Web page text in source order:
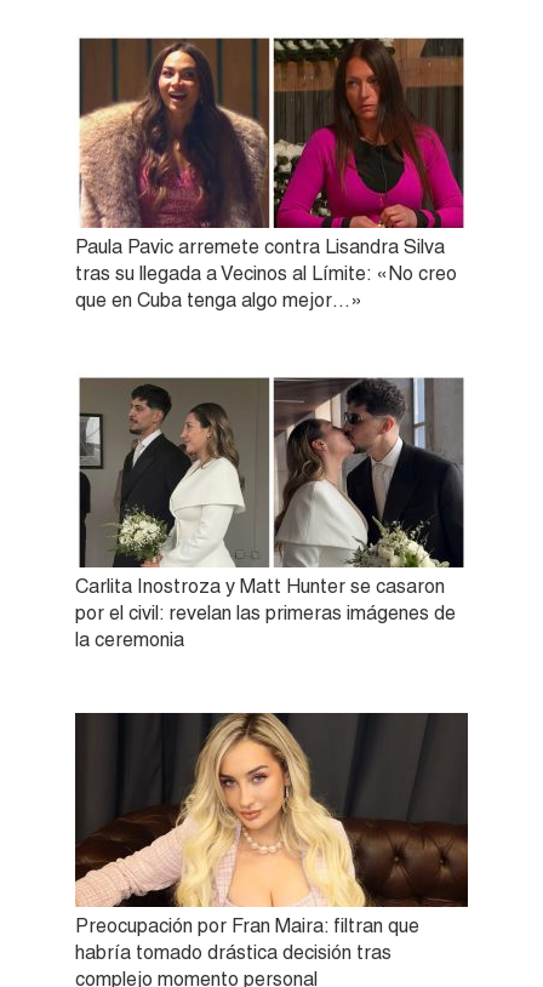
Paula Pavic arremete contra Lisandra Silva
tras su llegada a Vecinos al Límite: «No creo
que en Cuba tenga algo mejor…»
Carlita Inostroza y Matt Hunter se casaron
por el civil: revelan las primeras imágenes de
la ceremonia
Preocupación por Fran Maira: filtran que
habría tomado drástica decisión tras
complejo momento personal